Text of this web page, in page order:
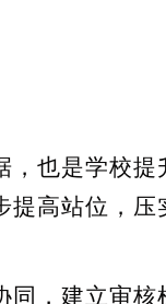
也是学校提
提高站位，压
，建立审核